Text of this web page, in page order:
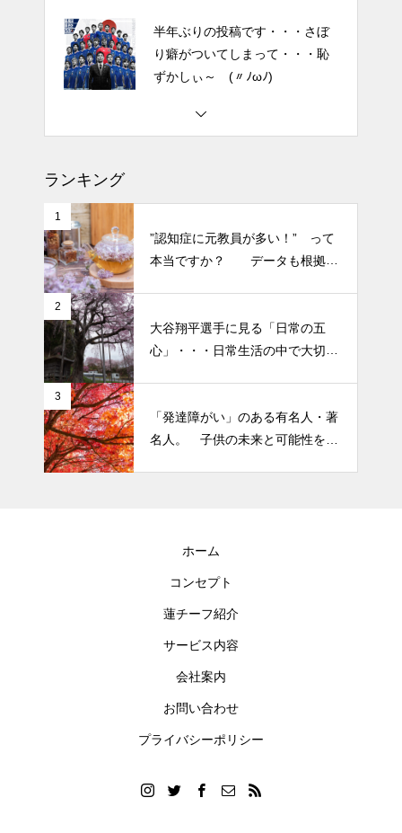
ずかしぃ～ (〃ﾉωﾉ)
2026 今年初めての投稿・・・
半年ぶりの投稿です・・・さぼ
2026 今年初めての投稿・・・
ランキング
1
”認知症に元教員が多い！” って
本当ですか？ データも根拠も
2
大谷翔平選手に見る「日常の五
心」・・・日常生活の中で大切
3
「発達障がい」のある有名人・著
名人。 子供の未来と可能性を秘
ホーム
コンセプト
蓮チーフ紹介
サービス内容
会社案内
お問い合わせ
プライバシーポリシー